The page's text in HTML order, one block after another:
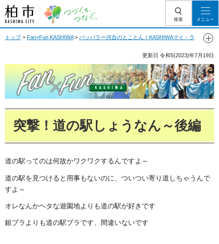
柏市 つづくを、
つなぐ。
検索 メニュー
トップ> Fan×Fun KASHIWA> パッパラー河合のとことん！KASHIWAマイ・ラ
更新日 令和5(2023)年7月19日
突撃！道の駅しょうなん～後編
道の駅ってのは何故かワクワクするんですよ～
道の駅を見つけると用事もないのに、ついつい寄り道しちゃうんで
すよ～
オレなんかヘタな遊園地よりも道の駅が好きです
銀ブラよりも道の駅ブラです、間違いないです